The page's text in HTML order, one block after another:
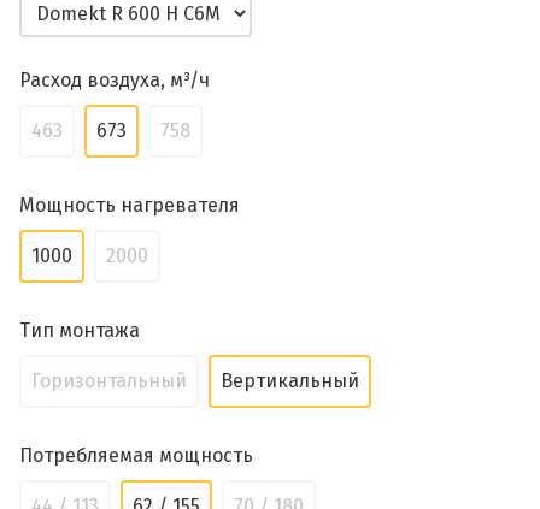
Расход воздуха, м³/ч
463 673 758
Мощность нагревателя
1000 2000
Тип монтажа
Горизонтальный Вертикальный
Потребляемая мощность